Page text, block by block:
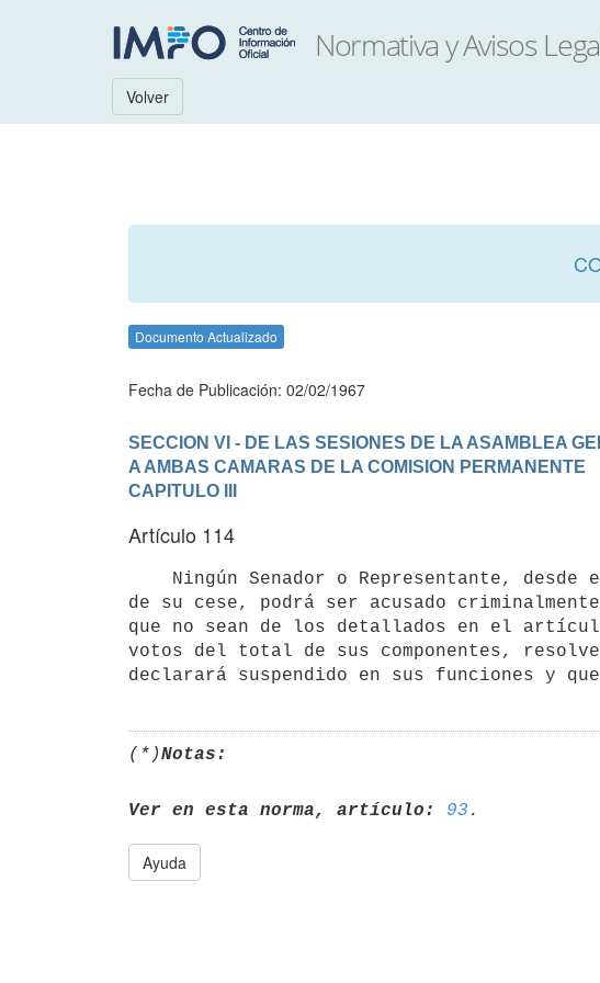
Volver
Documento Actualizado
Fecha de Publicación: 02/02/1967
SECCION VI - DE LAS SESIONES DE LA ASAMBLEA
A AMBAS CAMARAS DE LA COMISION PERMANENTE
CAPITULO III
Artículo 114
de su cese, podrá ser acusado
que no sean de los detallados en el
votos del total de sus componentes,
(*)Notas:
Ver en esta norma, artículo: 93
Ayuda